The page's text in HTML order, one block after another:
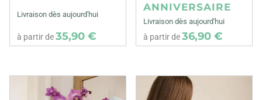
Livraison dès aujourd'hui
à partir de35,90 €
ANNIVERSAIRE
Livraison dès aujourd'hui
à partir de36,90 €